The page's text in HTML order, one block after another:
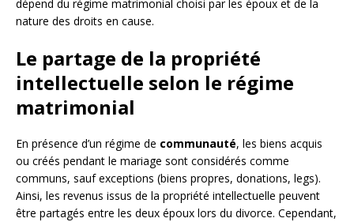
dépend du régime matrimonial choisi par les époux et de la
nature des droits en cause.
Le partage de la propriété
intellectuelle selon le régime
matrimonial
En présence d’un régime de communauté, les biens acquis
ou créés pendant le mariage sont considérés comme
communs, sauf exceptions (biens propres, donations, legs).
Ainsi, les revenus issus de la propriété intellectuelle peuvent
être partagés entre les deux époux lors du divorce. Cependant,